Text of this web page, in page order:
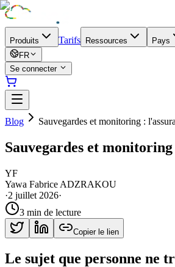
Produits Tarifs Ressources
Pays
FR
Se connecter
Blog Sauvegardes et monitoring :
Sauvegardes et
YF
Yawa Fabrice ADZRAKOU
·2 juillet 2026·
3 min de lecture
Copier le lien
Le sujet que personne ne